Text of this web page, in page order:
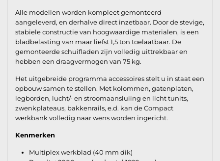
Alle modellen worden kompleet gemonteerd
aangeleverd, en derhalve direct inzetbaar. Door de stevige,
stabiele constructie van hoogwaardige materialen, is een
bladbelasting van maar liefst 1,5 ton toelaatbaar. De
gemonteerde schuifladen zijn volledig uittrekbaar en
hebben een draagvermogen van 75 kg.
Het uitgebreide programma accessoires stelt u in staat een
opbouw samen te stellen. Met kolommen, gatenplaten,
legborden, lucht/- en stroomaansluiing en licht tunits,
zwenkplateaus, bakkenrails, e.d. kan de Compact
werkbank volledig naar wens worden ingericht.
Kenmerken
Multiplex werkblad (40 mm dik)